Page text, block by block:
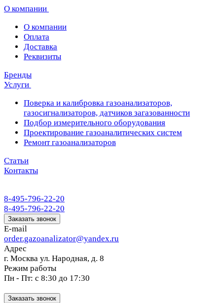
О компании
О компании
Оплата
Доставка
Реквизиты
Бренды
Услуги
Поверка и калибровка газоанализаторов,
газосигнализаторов, датчиков загазованности
Подбор измерительного оборудования
Проектирование газоаналитических систем
Ремонт газоанализаторов
Статьи
Контакты
8-495-796-22-20
8-495-796-22-20
Заказать звонок
E-mail
order.gazoanalizator@yandex.ru
Адрес
г. Москва ул. Народная, д. 8
Режим работы
Пн - Пт: с 8:30 до 17:30
Заказать звонок